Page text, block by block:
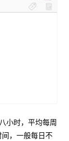
小时，平均每周
，一般每日不